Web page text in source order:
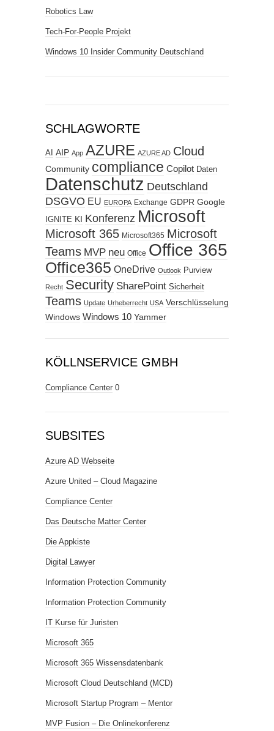
Robotics Law
Tech-For-People Projekt
Windows 10 Insider Community Deutschland
SCHLAGWORTE
AI AIP App AZURE AZURE AD Cloud
Community compliance Copilot Daten
Datenschutz Deutschland
DSGVO EU EUROPA Exchange GDPR Google
IGNITE KI Konferenz Microsoft
Microsoft 365 Microsoft365 Microsoft
Teams MVP neu Office Office 365
Office365 OneDrive Outlook Purview
Recht Security SharePoint Sicherheit
Teams Update Urheberrecht USA Verschlüsselung
Windows Windows 10 Yammer
KÖLLNSERVICE GMBH
Compliance Center 0
SUBSITES
Azure AD Webseite
Azure United – Cloud Magazine
Compliance Center
Das Deutsche Matter Center
Die Appkiste
Digital Lawyer
Information Protection Community
Information Protection Community
IT Kurse für Juristen
Microsoft 365
Microsoft 365 Wissensdatenbank
Microsoft Cloud Deutschland (MCD)
Microsoft Startup Program – Mentor
MVP Fusion – Die Onlinekonferenz